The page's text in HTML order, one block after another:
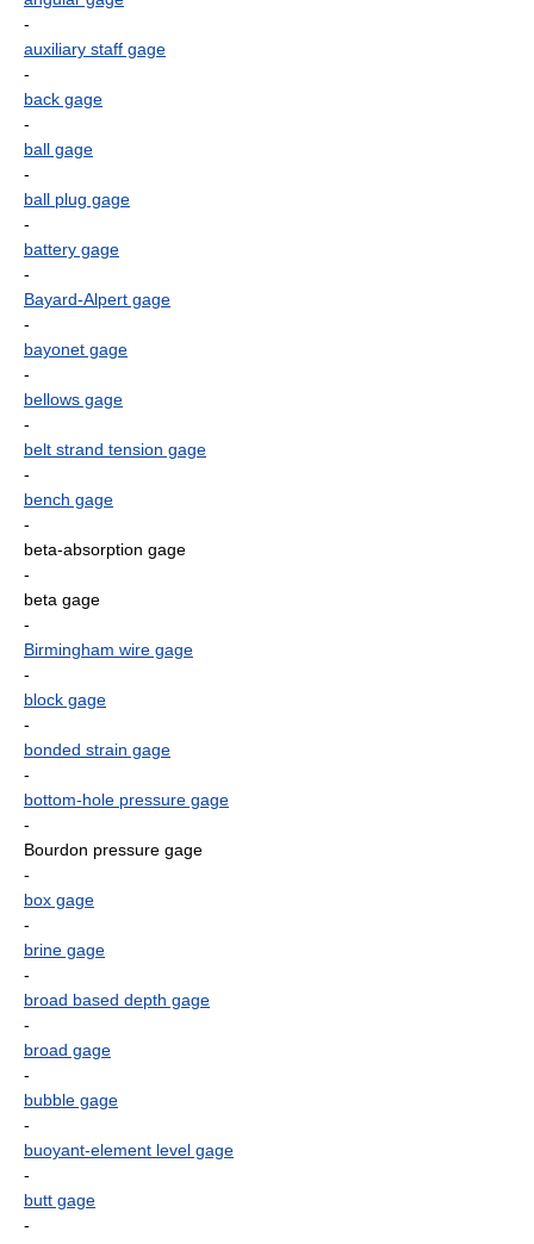
-
auxiliary staff gage
-
back gage
-
ball gage
-
ball plug gage
-
battery gage
-
Bayard-Alpert gage
-
bayonet gage
-
bellows gage
-
belt strand tension gage
-
bench gage
-
beta-absorption gage
-
beta gage
-
Birmingham wire gage
-
block gage
-
bonded strain gage
-
bottom-hole pressure gage
-
Bourdon pressure gage
-
box gage
-
brine gage
-
broad based depth gage
-
broad gage
-
bubble gage
-
buoyant-element level gage
-
butt gage
-